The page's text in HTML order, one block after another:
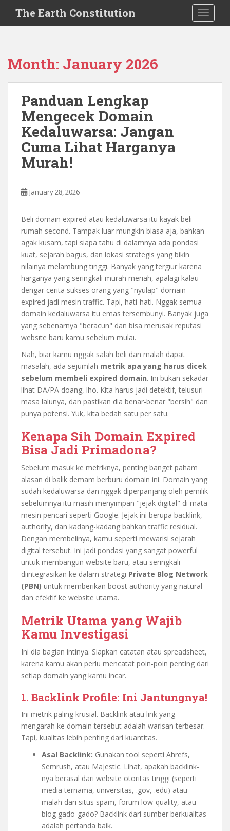
i
The Earth Constitution
Month: January 2026
Panduan Lengkap
Mengecek Domain
Kedaluwarsa: Jangan
Cuma Lihat Harganya
Murah!
January 28, 2026
Beli domain expired atau kedaluwarsa itu kayak beli
rumah second. Tampak luar mungkin biasa aja, bahkan
agak kusam, tapi siapa tahu di dalamnya ada pondasi
kuat, sejarah bagus, dan lokasi strategis yang bikin
nilainya melambung tinggi. Banyak yang tergiur karena
harganya yang seringkali murah meriah, apalagi kalau
dengar cerita sukses orang yang "nyulap" domain
expired jadi mesin traffic. Tapi, hati-hati. Nggak semua
domain kedaluwarsa itu emas tersembunyi. Banyak juga
yang sebenarnya "beracun" dan bisa merusak reputasi
website baru kamu sebelum mulai.
Nah, biar kamu nggak salah beli dan malah dapat
masalah, ada sejumlah metrik apa yang harus dicek
sebelum membeli expired domain. Ini bukan sekadar
lihat DA/PA doang, lho. Kita harus jadi detektif, telusuri
masa lalunya, dan pastikan dia benar-benar "bersih" dan
punya potensi. Yuk, kita bedah satu per satu.
Kenapa Sih Domain Expired
Bisa Jadi Primadona?
Sebelum masuk ke metriknya, penting banget paham
alasan di balik demam berburu domain ini. Domain yang
sudah kedaluwarsa dan nggak diperpanjang oleh pemilik
sebelumnya itu masih menyimpan "jejak digital" di mata
mesin pencari seperti Google. Jejak ini berupa backlink,
authority, dan kadang-kadang bahkan traffic residual.
Dengan membelinya, kamu seperti mewarisi sejarah
digital tersebut. Ini jadi pondasi yang sangat powerful
untuk membangun website baru, atau seringkali
diintegrasikan ke dalam strategi Private Blog Network
(PBN) untuk memberikan boost authority yang natural
dan efektif ke website utama.
Metrik Utama yang Wajib
Kamu Investigasi
Ini dia bagian intinya. Siapkan catatan atau spreadsheet,
karena kamu akan perlu mencatat poin-poin penting dari
setiap domain yang kamu incar.
1. Backlink Profile: Ini Jantungnya!
Ini metrik paling krusial. Backlink atau link yang
mengarah ke domain tersebut adalah warisan terbesar.
Tapi, kualitas lebih penting dari kuantitas.
Asal Backlink: Gunakan tool seperti Ahrefs,
Semrush, atau Majestic. Lihat, apakah backlink-
nya berasal dari website otoritas tinggi (seperti
media ternama, universitas, .gov, .edu) atau
malah dari situs spam, forum low-quality, atau
blog gado-gado? Backlink dari sumber berkualitas
adalah pertanda baik.